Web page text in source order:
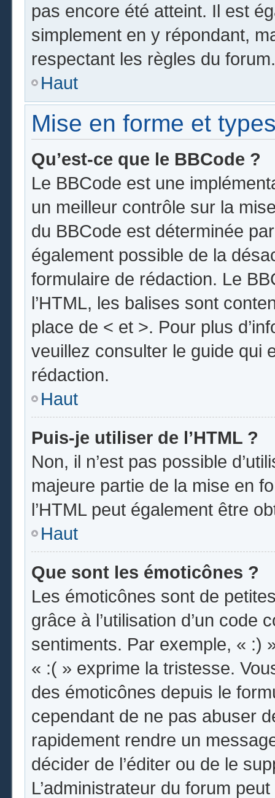
pas encore été atteint. Il est
simplement en y répondant,
respectant les règles du forum.
Haut
Mise en forme et
Qu’est-ce que le BBCode ?
Le BBCode est une
un meilleur contrôle sur la
du BBCode est déterminée
également possible de la
formulaire de rédaction. Le
l’HTML, les balises sont
place de < et >. Pour plus
veuillez consulter le guide qui
rédaction.
Haut
Puis-je utiliser de l’HTML ?
Non, il n’est pas possible
majeure partie de la mise en
l’HTML peut également être
Haut
Que sont les émoticônes ?
Les émoticônes sont de
grâce à l’utilisation d’un code
sentiments. Par exemple, « :)
« :( » exprime la tristesse.
des émoticônes depuis le
cependant de ne pas abuser
rapidement rendre un
décider de l’éditer ou de le
L’administrateur du forum